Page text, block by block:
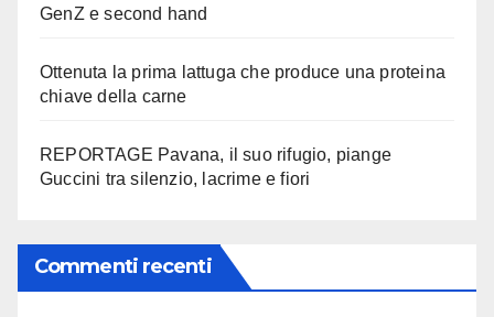
GenZ e second hand
Ottenuta la prima lattuga che produce una proteina
chiave della carne
REPORTAGE Pavana, il suo rifugio, piange
Guccini tra silenzio, lacrime e fiori
Commenti recenti